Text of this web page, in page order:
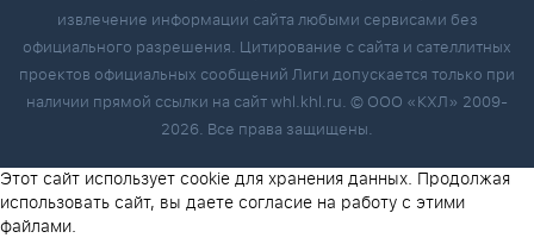
извлечение информации сайта любыми сервисами без
официального разрешения. Цитирование с сайта и сателлитных
проектов официальных сообщений Лиги допускается только при
наличии прямой ссылки на сайт whl.khl.ru. © ООО «КХЛ» 2009-
2026. Все права защищены.
Этот сайт использует cookie для хранения данных. Продолжая
использовать сайт, вы даете согласие на работу с этими
файлами.